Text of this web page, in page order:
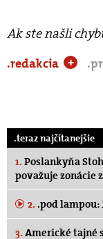
Ak ste našli
.redakcia
+
.teraz najčítanejšie
1. Poslankyňa
považuje zonácie
2. .pod lampou:
3. Americké tajné